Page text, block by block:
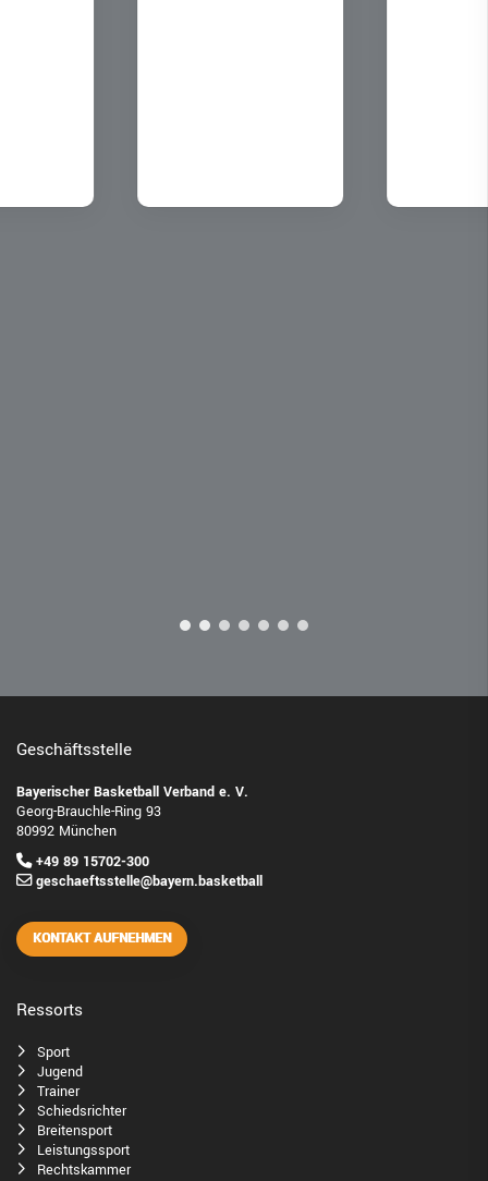
Geschäftsstelle
Bayerischer Basketball Verband e. V.
Georg-Brauchle-Ring 93
80992 München
+49 89 15702-300
geschaeftsstelle@bayern.basketball
KONTAKT AUFNEHMEN
Ressorts
Sport
Jugend
Trainer
Schiedsrichter
Breitensport
Leistungssport
Rechtskammer